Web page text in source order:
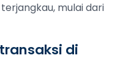
mulai dari
di